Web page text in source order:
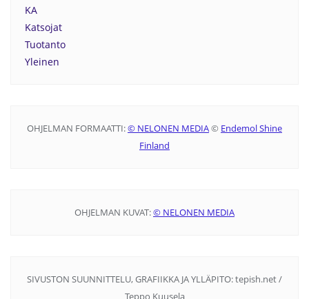
KA
Katsojat
Tuotanto
Yleinen
OHJELMAN FORMAATTI:© NELONEN MEDIA© Endemol Shine
Finland
OHJELMAN KUVAT:© NELONEN MEDIA
SIVUSTON SUUNNITTELU, GRAFIIKKA JA YLLÄPITO: tepish.net /
Teppo Kuusela